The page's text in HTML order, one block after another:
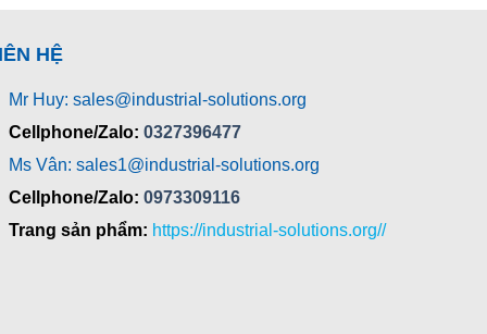
HỆ
Mr Huy: sales@industrial-solutions.org
Cellphone/Zalo: 0327396477
Ms Vân: sales1@industrial-solutions.org
Cellphone/Zalo: 0973309116
Trang sản phẩm: https://industrial-solutions.org//